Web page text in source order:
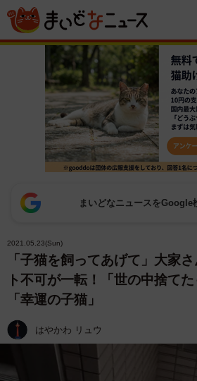
まいどなニュースをGoogle
2021.05.23(Sun)
「子猫を飼ってあげて」大家
ト不可が一転！「世の中捨てた
「幸運の子猫」
はやかわ リュウ